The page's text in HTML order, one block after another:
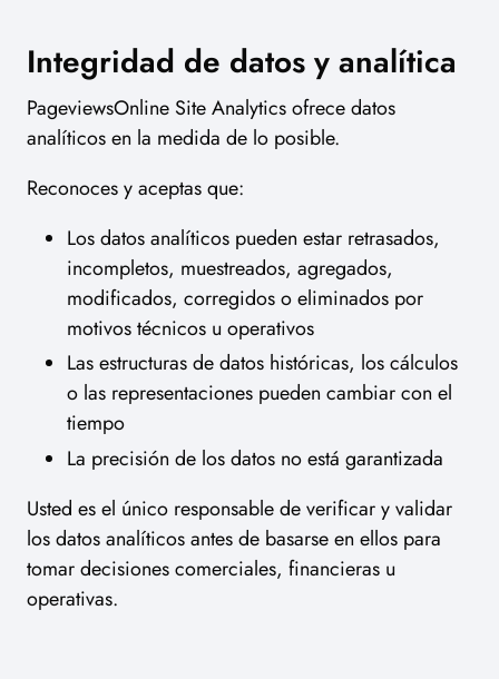
Integridad de datos y analítica
PageviewsOnline Site Analytics ofrece datos
analíticos en la medida de lo posible.
Reconoces y aceptas que:
Los datos analíticos pueden estar retrasados,
incompletos, muestreados, agregados,
modificados, corregidos o eliminados por
motivos técnicos u operativos
Las estructuras de datos históricas, los cálculos
o las representaciones pueden cambiar con el
tiempo
La precisión de los datos no está garantizada
Usted es el único responsable de verificar y validar
los datos analíticos antes de basarse en ellos para
tomar decisiones comerciales, financieras u
operativas.